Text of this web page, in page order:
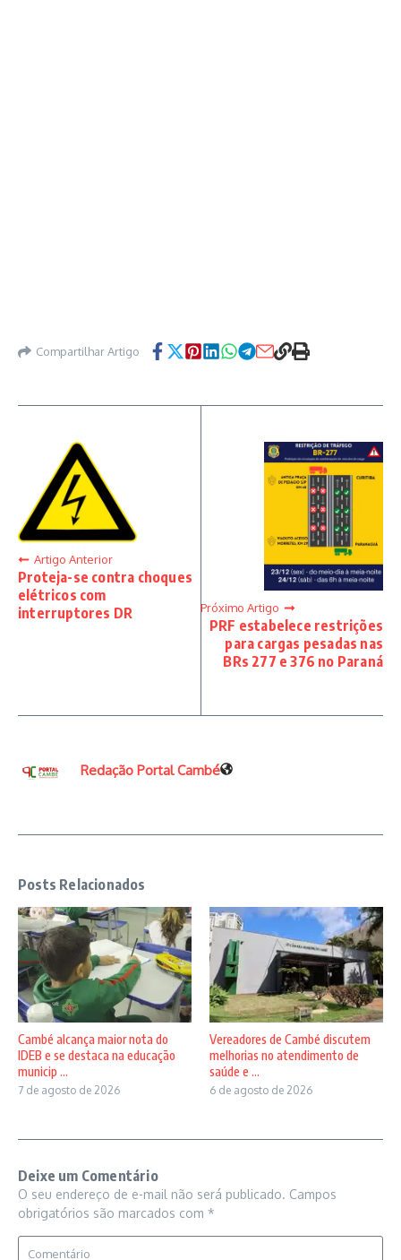
Compartilhar Artigo
Artigo Anterior
Proteja-se contra choques
elétricos com
interruptores DR
Próximo Artigo
PRF estabelece restrições
para cargas pesadas nas
BRs 277 e 376 no Paraná
Redação Portal Cambé
Posts Relacionados
Cambé alcança maior nota do
IDEB e se destaca na educação
municip ...
7 de agosto de 2026
Vereadores de Cambé discutem
melhorias no atendimento de
saúde e ...
6 de agosto de 2026
Deixe um Comentário
O seu endereço de e-mail não será publicado. Campos
obrigatórios são marcados com *